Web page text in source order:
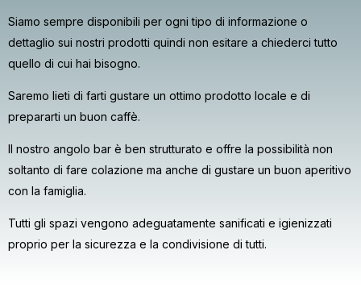
Siamo sempre disponibili per ogni tipo di informazione o
dettaglio sui nostri prodotti quindi non esitare a chiederci tutto
quello di cui hai bisogno.
Saremo lieti di farti gustare un ottimo prodotto locale e di
prepararti un buon caffè.
Il nostro angolo bar è ben strutturato e offre la possibilità non
soltanto di fare colazione ma anche di gustare un buon aperitivo
con la famiglia.
Tutti gli spazi vengono adeguatamente sanificati e igienizzati
proprio per la sicurezza e la condivisione di tutti.